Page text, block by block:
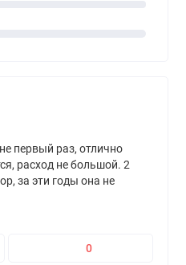
первый раз, отлично
расход не большой. 2
за эти годы она не
0